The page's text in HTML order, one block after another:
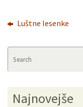
Luštne lesenke
Najnovejše